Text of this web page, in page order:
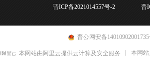
晋ICP备2021014557号-2 晋
晋公网安备
本网站由阿里云提供云计算及安全服务 本网